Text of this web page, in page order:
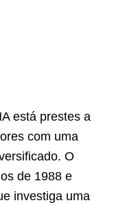
está prestes a
com uma
O
de 1988 e
investiga uma